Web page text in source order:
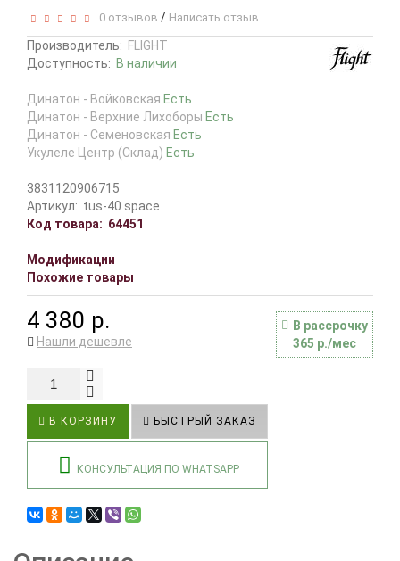
0 отзывов / Написать отзыв
Производитель: FLIGHT
Доступность: В наличии
Динатон - Войковская Есть
Динатон - Верхние Лихоборы Есть
Динатон - Семеновская Есть
Укулеле Центр (Склад) Есть
3831120906715
Артикул: tus-40 space
Код товара: 64451
Модификации
Похожие товары
4 380 р.
В рассрочку
365 р./мес
Нашли дешевле
В КОРЗИНУ БЫСТРЫЙ ЗАКАЗ
КОНСУЛЬТАЦИЯ ПО WHATSAPP